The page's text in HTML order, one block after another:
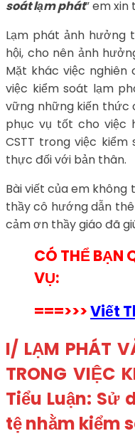
soát lạm phát” em
Lạm phát ảnh hưởng
hội, cho nên ảnh
Mặt khác việc nghiên
việc kiểm soát lạm
vững những kiến thức
phục vụ tốt cho việc
CSTT trong việc
thực đối với bản thân.
Bài viết của em không
thầy cô hướng dẫn
cảm ơn thầy giáo đã
CÓ THỂ BẠN
VỤ:
===>>>Viết
I/ LẠM PHÁT
TRONG VIỆC
Tiểu Luận: Sử
tệ nhằm kiểm